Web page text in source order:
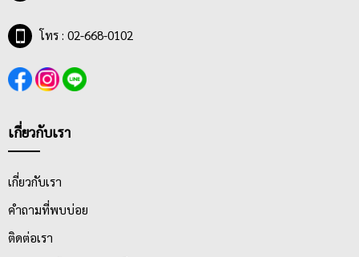
โทร : 02-668-0102
เกี่ยวกับเรา
เกี่ยวกับเรา
คำถามที่พบบ่อย
ติดต่อเรา